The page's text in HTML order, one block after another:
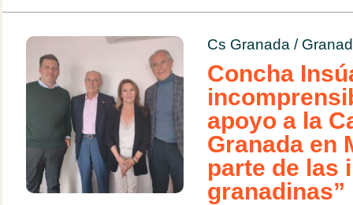
Cs Granada /
Concha
apoyo a la
Granada en
parte de las
granadinas”